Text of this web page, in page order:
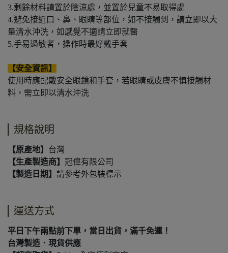
3.剩餘材料請置於陰涼處，並置於兒童不易取得處
4.避免接近口、鼻、眼睛等部位，如不接觸到，請立即以大
量清水沖洗，如感覺不適請立即就醫
5.手易過敏者，操作時最好戴手套
【安全資訊】
使用時應配戴安全眼鏡和手套，若眼睛或皮膚不慎接觸材
料，需立即以清水沖洗
規格說明
【原產地】 台灣
【生產製造商】 冠偉有限公司
【製造日期】 請參考外包裝標示
運送方式
平日下午兩點前下單，當日出貨，滿千免運！
台灣製造．現貨供應